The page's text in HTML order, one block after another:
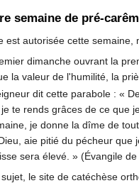
semaine de pré-
est autorisée cette semaine,
dimanche ouvrant la
la valeur de l'humilité, la
dit cette parabole : «
je te rends grâces de ce que
je donne la dîme de
aie pitié du pécheur que
sera élevé. » (Évangile
le site de catéchèse